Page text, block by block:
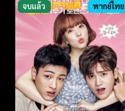
จบแล้ว พากย์ไทย